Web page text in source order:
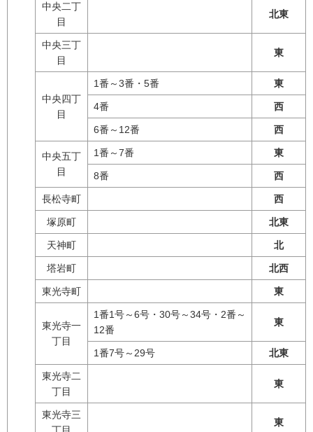
中央二丁
目
北東
中央三丁
目
東
中央四丁
目
1番～3番・5番 東
4番 西
6番～12番 西
中央五丁
目
1番～7番 東
8番 西
長松寺町 西
塚原町 北東
天神町 北
塔岩町 北西
東光寺町 東
東光寺一
丁目
1番1号～6号・30号～34号・2番～
12番
東
1番7号～29号 北東
東光寺二
丁目
東
東光寺三
東